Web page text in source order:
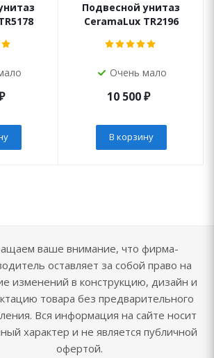
Подвесной унитаз
CeramaLux TR2196
Очень мало
10 500₽
В корзину
ваше внимание, что фирма-
оставляет за собой право на
изменений в конструкцию, дизайн и
товара без предварительного
Вся информация на сайте носит
характер и не является публичной
офертой.